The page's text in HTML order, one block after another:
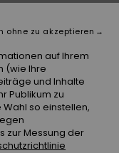
auf Ihrem
(wie Ihre
und Inhalte
Publikum zu
so einstellen,
zur Messung der
ohne zu akzeptieren